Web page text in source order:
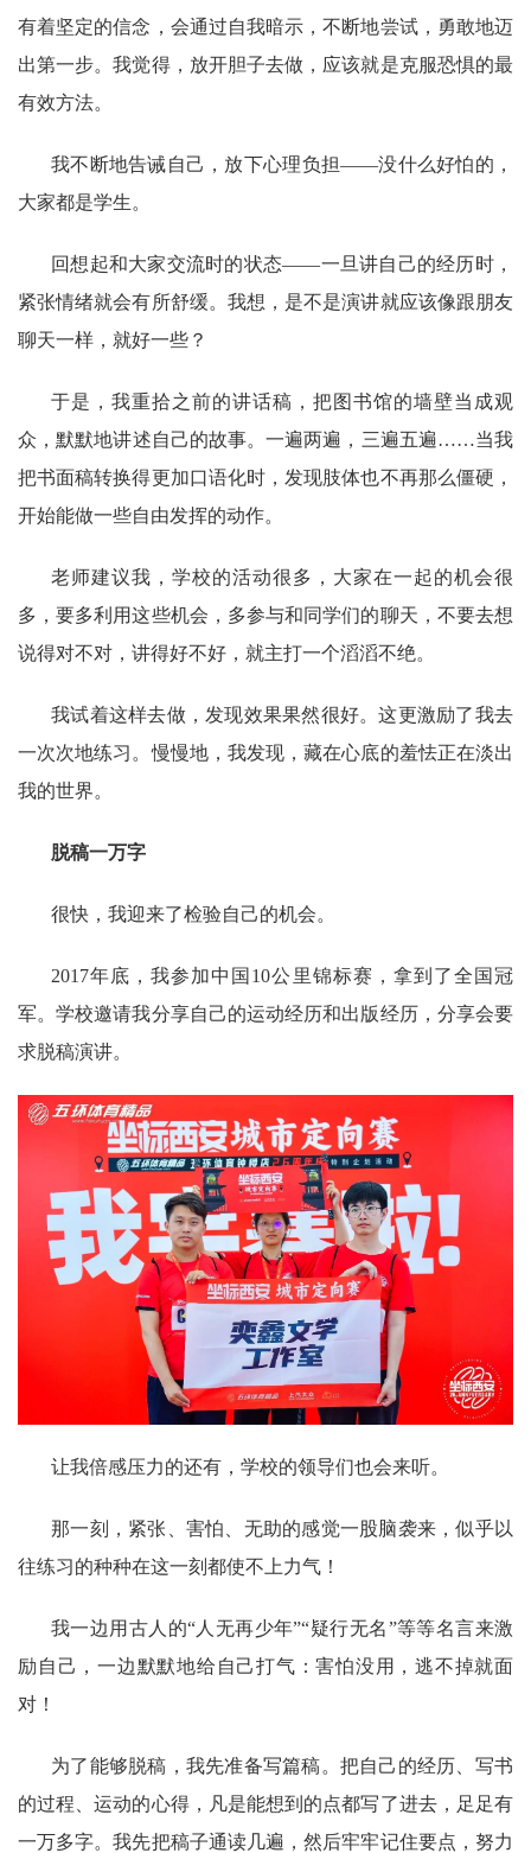
有着坚定的信念，会通过自我暗示，不断地尝试，勇敢地迈
出第一步。我觉得，放开胆子去做，应该就是克服恐惧的最
有效方法。
我不断地告诫自己，放下心理负担——没什么好怕的，
大家都是学生。
回想起和大家交流时的状态——一旦讲自己的经历时，
紧张情绪就会有所舒缓。我想，是不是演讲就应该像跟朋友
聊天一样，就好一些？
于是，我重拾之前的讲话稿，把图书馆的墙壁当成观
众，默默地讲述自己的故事。一遍两遍，三遍五遍……当我
把书面稿转换得更加口语化时，发现肢体也不再那么僵硬，
开始能做一些自由发挥的动作。
老师建议我，学校的活动很多，大家在一起的机会很
多，要多利用这些机会，多参与和同学们的聊天，不要去想
说得对不对，讲得好不好，就主打一个滔滔不绝。
我试着这样去做，发现效果果然很好。这更激励了我去
一次次地练习。慢慢地，我发现，藏在心底的羞怯正在淡出
我的世界。
脱稿一万字
很快，我迎来了检验自己的机会。
2017年底，我参加中国10公里锦标赛，拿到了全国冠
军。学校邀请我分享自己的运动经历和出版经历，分享会要
求脱稿演讲。
让我倍感压力的还有，学校的领导们也会来听。
那一刻，紧张、害怕、无助的感觉一股脑袭来，似乎以
往练习的种种在这一刻都使不上力气！
我一边用古人的“人无再少年”“疑行无名”等等名言来激
励自己，一边默默地给自己打气：害怕没用，逃不掉就面
对！
为了能够脱稿，我先准备写篇稿。把自己的经历、写书
的过程、运动的心得，凡是能想到的点都写了进去，足足有
一万多字。我先把稿子通读几遍，然后牢牢记住要点，努力